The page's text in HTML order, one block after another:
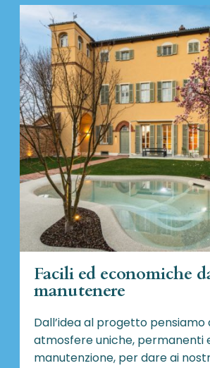
Facili ed economiche
manutenere
Dall’idea al progetto
atmosfere uniche, permanenti
manutenzione, per dare ai